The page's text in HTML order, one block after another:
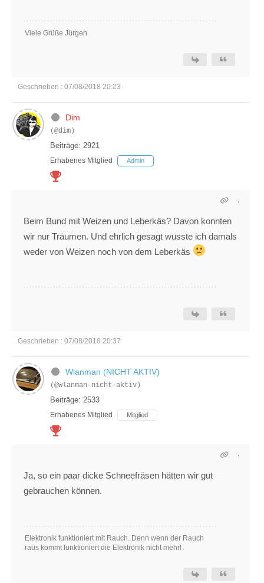
Viele Grüße Jürgen
Geschrieben : 07/08/2018 20:23
Dim
(@dim)
Beiträge: 2921
Erhabenes Mitglied Admin
Beim Bund mit Weizen und Leberkäs? Davon konnten
wir nur Träumen. Und ehrlich gesagt wusste ich damals
weder von Weizen noch von dem Leberkäs
Geschrieben : 07/08/2018 20:37
Wlanman (NICHT AKTIV)
(@wlanman-nicht-aktiv)
Beiträge: 2533
Erhabenes Mitglied Mitglied
Ja, so ein paar dicke Schneefräsen hätten wir gut
gebrauchen können.
Elektronik funktioniert mit Rauch. Denn wenn der Rauch
raus kommt funktioniert die Elektronik nicht mehr!